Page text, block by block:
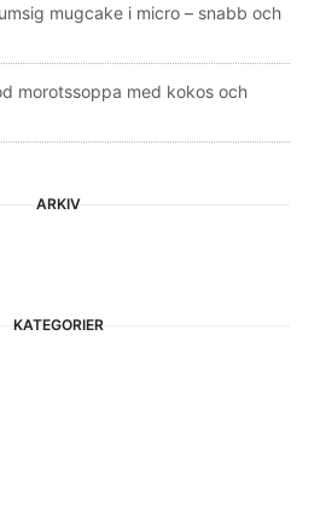
mugcake i micro – snabb och
morotssoppa med kokos och
ARKIV
KATEGORIER